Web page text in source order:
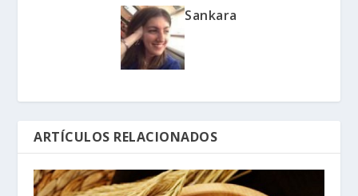
Sankara
ARTÍCULOS RELACIONADOS